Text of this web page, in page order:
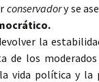
conservadory se
la
de los
vida política y